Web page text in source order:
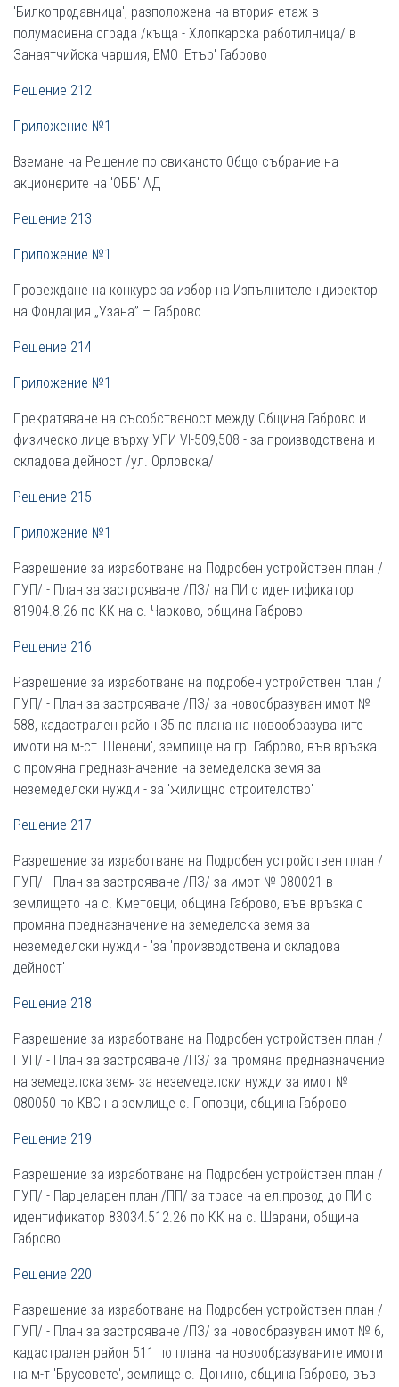
'Билкопродавница', разположена на втория етаж в
полумасивна сграда /къща - Хлопкарска работилница/ в
Занаятчийска чаршия, ЕМО 'Етър' Габрово
Решение 212
Приложение №1
Вземане на Решение по свиканото Общо събрание на
акционерите на 'ОББ' АД
Решение 213
Приложение №1
Провеждане на конкурс за избор на Изпълнителен директор
на Фондация „Узана” – Габрово
Решение 214
Приложение №1
Прекратяване на съсобственост между Община Габрово и
физическо лице върху УПИ VІ-509,508 - за производствена и
складова дейност /ул. Орловска/
Решение 215
Приложение №1
Разрешение за изработване на Подробен устройствен план /
ПУП/ - План за застрояване /ПЗ/ на ПИ с идентификатор
81904.8.26 по КК на с. Чарково, община Габрово
Решение 216
Разрешение за изработване на подробен устройствен план /
ПУП/ - План за застрояване /ПЗ/ за новообразуван имот №
588, кадастрален район 35 по плана на новообразуваните
имоти на м-ст 'Шенени', землище на гр. Габрово, във връзка
с промяна предназначение на земеделска земя за
неземеделски нужди - за 'жилищно строителство'
Решение 217
Разрешение за изработване на Подробен устройствен план /
ПУП/ - План за застрояване /ПЗ/ за имот № 080021 в
землището на с. Кметовци, община Габрово, във връзка с
промяна предназначение на земеделска земя за
неземеделски нужди - 'за 'производствена и складова
дейност'
Решение 218
Разрешение за изработване на Подробен устройствен план /
ПУП/ - План за застрояване /ПЗ/ за промяна предназначение
на земеделска земя за неземеделски нужди за имот №
080050 по КВС на землище с. Поповци, община Габрово
Решение 219
Разрешение за изработване на Подробен устройствен план /
ПУП/ - Парцеларен план /ПП/ за трасе на ел.провод до ПИ с
идентификатор 83034.512.26 по КК на с. Шарани, община
Габрово
Решение 220
Разрешение за изработване на Подробен устройствен план /
ПУП/ - План за застрояване /ПЗ/ за новообразуван имот № 6,
кадастрален район 511 по плана на новообразуваните имоти
на м-т 'Брусовете', землище с. Донино, община Габрово, във